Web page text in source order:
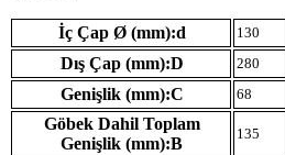
İç Çap Ø (mm):d 130
Dış Çap (mm):D 280
Genişlik (mm):C 68
Göbek Dahil Toplam
Genişlik (mm):B
135